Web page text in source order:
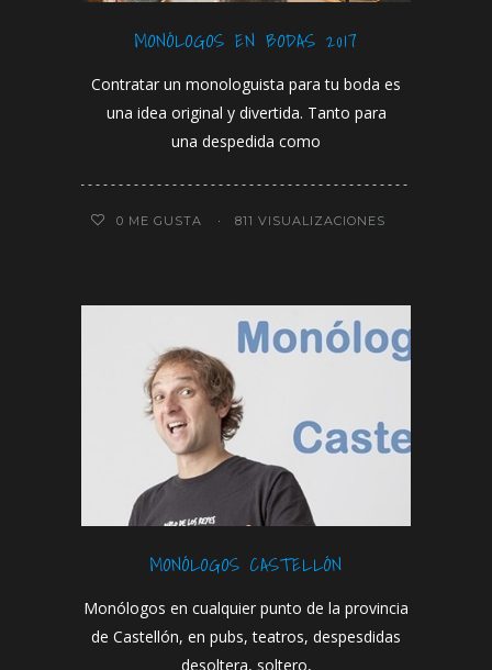
MONÓLOGOS EN BODAS 2017
Contratar un monologuista para tu boda es
una idea original y divertida. Tanto para
una despedida como
0 ME GUSTA 811 VISUALIZACIONES
MONÓLOGOS CASTELLÓN
Monólogos en cualquier punto de la provincia
de Castellón, en pubs, teatros, despesdidas
desoltera, soltero,